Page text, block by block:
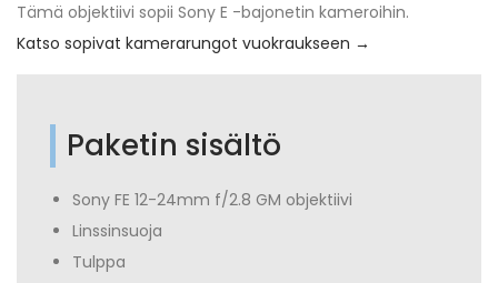
Tämä objektiivi sopii Sony E -bajonetin kameroihin.
Katso sopivat kamerarungot vuokraukseen →
Paketin sisältö
Sony FE 12-24mm f/2.8 GM objektiivi
Linssinsuoja
Tulppa